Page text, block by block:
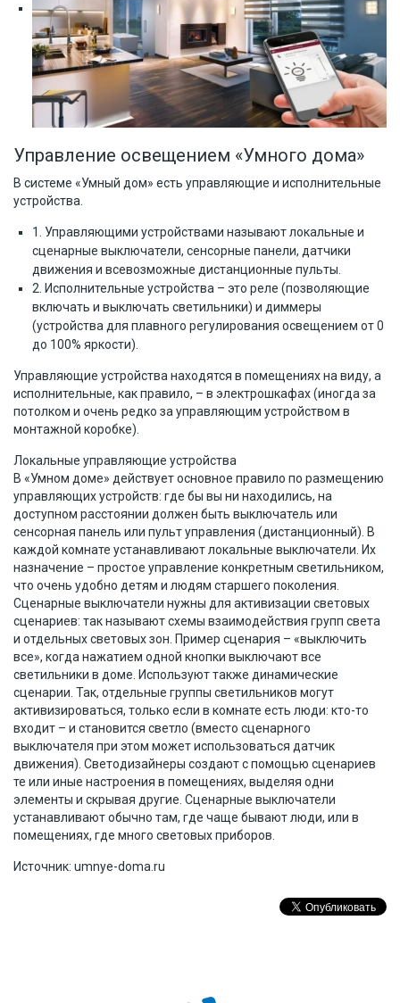
Управление освещением «Умного дома»
В системе «Умный дом» есть управляющие и исполнительные
устройства.
1. Управляющими устройствами называют локальные и
сценарные выключатели, сенсорные панели, датчики
движения и всевозможные дистанционные пульты.
2. Исполнительные устройства – это реле (позволяющие
включать и выключать светильники) и диммеры
(устройства для плавного регулирования освещением от 0
до 100% яркости).
Управляющие устройства находятся в помещениях на виду, а
исполнительные, как правило, – в электрошкафах (иногда за
потолком и очень редко за управляющим устройством в
монтажной коробке).
Локальные управляющие устройства
В «Умном доме» действует основное правило по размещению
управляющих устройств: где бы вы ни находились, на
доступном расстоянии должен быть выключатель или
сенсорная панель или пульт управления (дистанционный). В
каждой комнате устанавливают локальные выключатели. Их
назначение – простое управление конкретным светильником,
что очень удобно детям и людям старшего поколения.
Сценарные выключатели нужны для активизации световых
сценариев: так называют схемы взаимодействия групп света
и отдельных световых зон. Пример сценария – «выключить
все», когда нажатием одной кнопки выключают все
светильники в доме. Используют также динамические
сценарии. Так, отдельные группы светильников могут
активизироваться, только если в комнате есть люди: кто-то
входит – и становится светло (вместо сценарного
выключателя при этом может использоваться датчик
движения). Светодизайнеры создают с помощью сценариев
те или иные настроения в помещениях, выделяя одни
элементы и скрывая другие. Сценарные выключатели
устанавливают обычно там, где чаще бывают люди, или в
помещениях, где много световых приборов.
Источник: umnye-doma.ru